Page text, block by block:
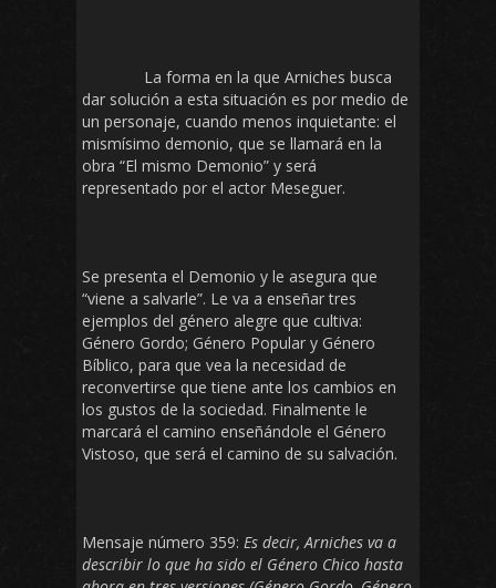
La forma en la que Arniches busca
dar solución a esta situación es por medio de
un personaje, cuando menos inquietante: el
mismísimo demonio, que se llamará en la
obra “El mismo Demonio” y será
representado por el actor Meseguer.
Se presenta el Demonio y le asegura que
“viene a salvarle”. Le va a enseñar tres
ejemplos del género alegre que cultiva:
Género Gordo; Género Popular y Género
Bíblico, para que vea la necesidad de
reconvertirse que tiene ante los cambios en
los gustos de la sociedad. Finalmente le
marcará el camino enseñándole el Género
Vistoso, que será el camino de su salvación.
Mensaje número 359: Es decir, Arniches va a
describir lo que ha sido el Género Chico hasta